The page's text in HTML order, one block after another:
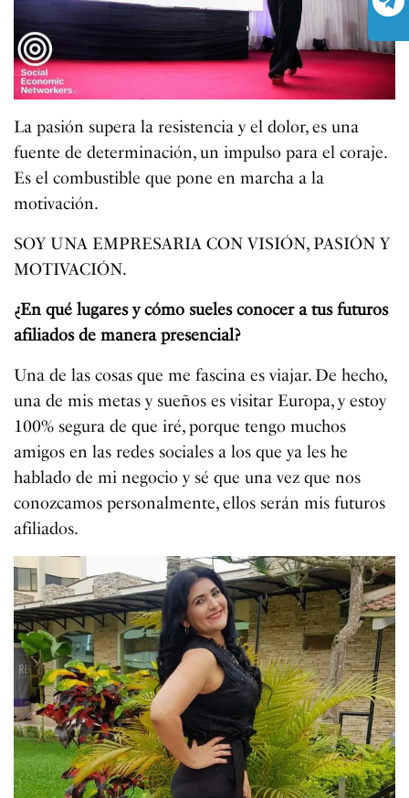
La pasión supera la resistencia y el dolor, es una
fuente de determinación, un impulso para el coraje.
Es el combustible que pone en marcha a la
motivación.
SOY UNA EMPRESARIA CON VISIÓN, PASIÓN Y
MOTIVACIÓN.
¿En qué lugares y cómo sueles conocer a tus futuros
afiliados de manera presencial?
Una de las cosas que me fascina es viajar. De hecho,
una de mis metas y sueños es visitar Europa, y estoy
100% segura de que iré, porque tengo muchos
amigos en las redes sociales a los que ya les he
hablado de mi negocio y sé que una vez que nos
conozcamos personalmente, ellos serán mis futuros
afiliados.